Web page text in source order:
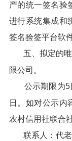
产的统一签名验
进行系统集成和
签名验签平台软
五、拟定的
限公司。
公示期限为
日。如对公示内
农村信用社联合
联系人：代